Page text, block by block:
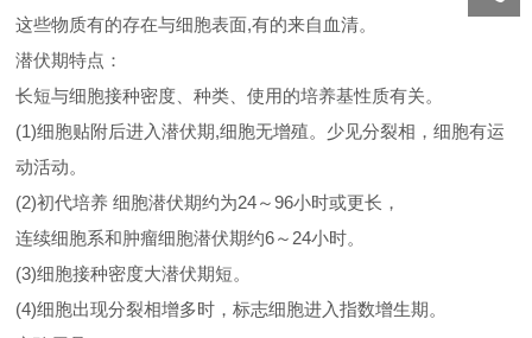
这些物质有的存在与细胞表面,有的来自血清。
潜伏期特点：
长短与细胞接种密度、种类、使用的培养基性质有关。
(1)细胞贴附后进入潜伏期,细胞无增殖。少见分裂相，细胞有运
动活动。
(2)初代培养 细胞潜伏期约为24～96小时或更长，
连续细胞系和肿瘤细胞潜伏期约6～24小时。
(3)细胞接种密度大潜伏期短。
(4)细胞出现分裂相增多时，标志细胞进入指数增生期。